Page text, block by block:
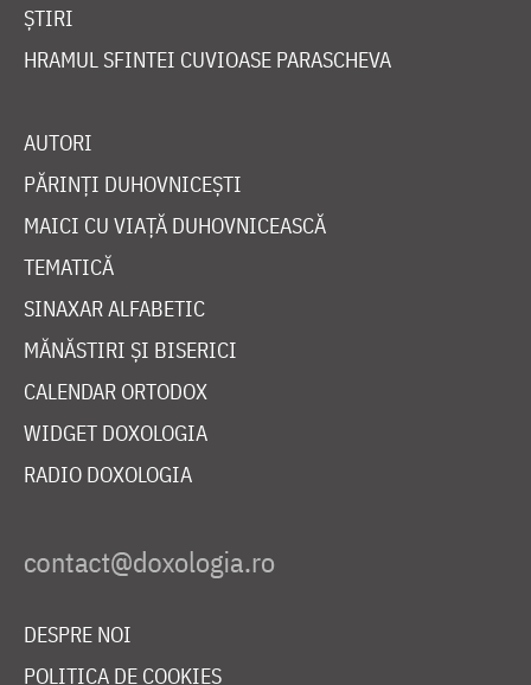
ȘTIRI
HRAMUL SFINTEI CUVIOASE PARASCHEVA
AUTORI
PĂRINȚI DUHOVNICEȘTI
MAICI CU VIAȚĂ DUHOVNICEASCĂ
TEMATICĂ
SINAXAR ALFABETIC
MĂNĂSTIRI ȘI BISERICI
CALENDAR ORTODOX
WIDGET DOXOLOGIA
RADIO DOXOLOGIA
DESPRE NOI
POLITICA DE COOKIES